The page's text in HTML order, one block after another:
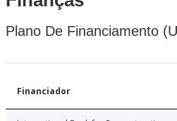
Plano De Financiamento
Financiador